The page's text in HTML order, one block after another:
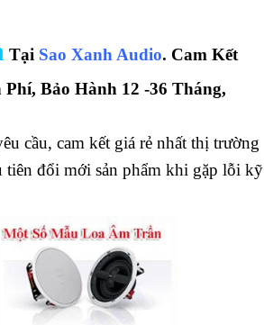
Tại Sao Xanh Audio. Cam Kết
Bảo Hành 12 -36 Tháng,
cầu, cam kết giá rẻ nhất thị trường
tiên đổi mới sản phẩm khi gặp lỗi kỹ